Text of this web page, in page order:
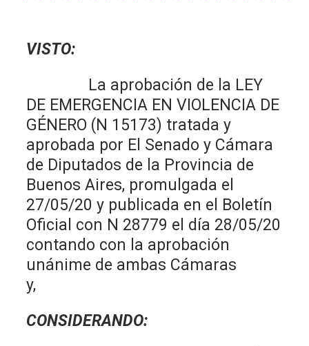
VISTO:
La aprobación de la LEY
DE EMERGENCIA EN VIOLENCIA DE
GÉNERO (N 15173) tratada y
aprobada por El Senado y Cámara
de Diputados de la Provincia de
Buenos Aires, promulgada el
27/05/20 y publicada en el Boletín
Oficial con N 28779 el día 28/05/20
contando con la aprobación
unánime de ambas Cámaras
y,
CONSIDERANDO: